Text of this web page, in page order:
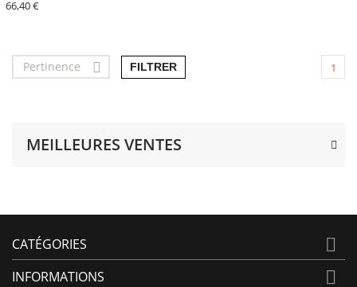
MEILLEURES VENTES
66,40 €
Pertinence  FILTRER 1
CATÉGORIES 
INFORMATIONS 